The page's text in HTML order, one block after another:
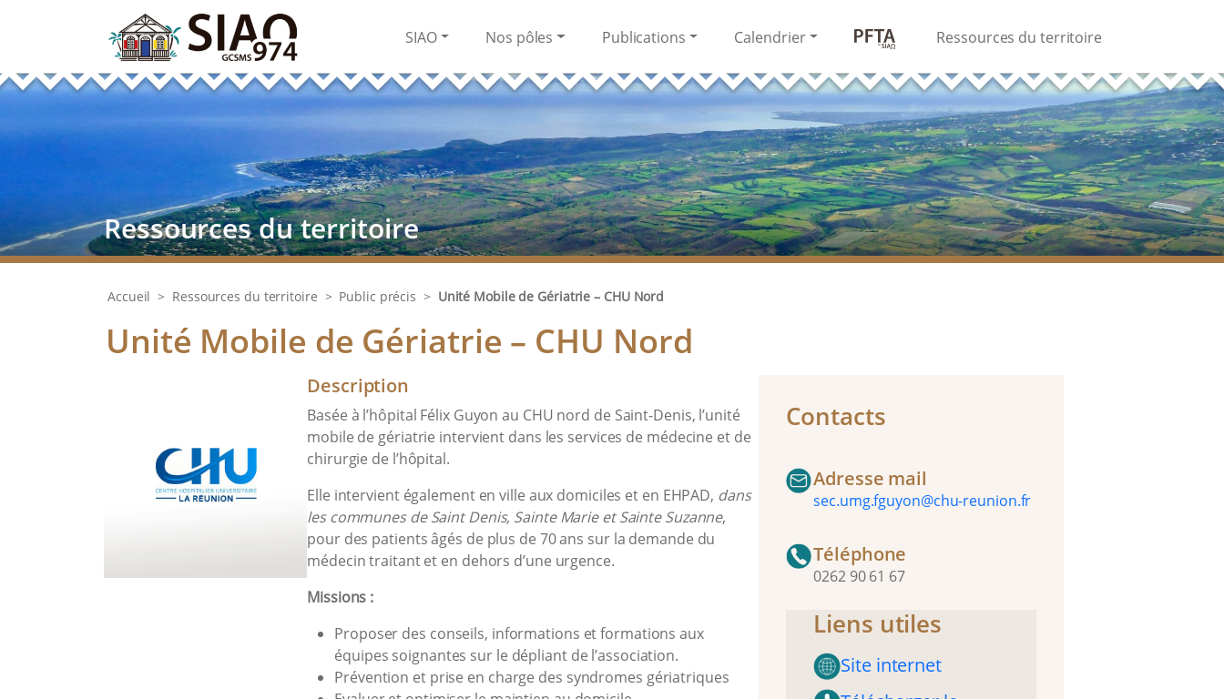
SIAO Nos pôles Publications Calendrier PFTA Ressources du territoire
Ressources du territoire
Accueil > Ressources du territoire > Public précis > Unité Mobile de Gériatrie – CHU Nord
Unité Mobile de Gériatrie – CHU Nord
Description
Basée à l’hôpital Félix Guyon au CHU nord de Saint-Denis, l’unité
mobile de gériatrie intervient dans les services de médecine et de
chirurgie de l’hôpital.
Elle intervient également en ville aux domiciles et en EHPAD, dans
les communes de Saint Denis, Sainte Marie et Sainte Suzanne,
pour des patients âgés de plus de 70 ans sur la demande du
médecin traitant et en dehors d’une urgence.
Missions :
Proposer des conseils, informations et formations aux
équipes soignantes sur le dépliant de l’association.
Prévention et prise en charge des syndromes gériatriques
Contacts
Adresse mail
sec.umg.fguyon@chu-reunion.fr
Téléphone
0262 90 61 67
Liens utiles
Site internet